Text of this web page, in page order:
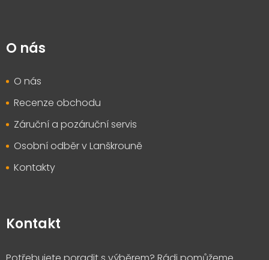
O nás
O nás
Recenze obchodu
Záruční a pozáruční servis
Osobní odběr v Lanškrouně
Kontakty
Kontakt